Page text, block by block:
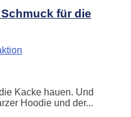
für die
Kacke hauen. Und
Hoodie und der...